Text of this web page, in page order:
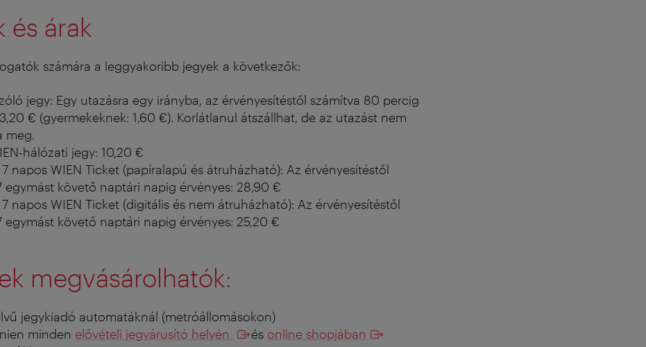
és árak
számára a leggyakoribb jegyek a következők:
jegy: Egy utazásra egy irányba, az érvényesítéstől számítva 80 percig
€ (gyermekeknek: 1,60 €). Korlátlanul átszállhat, de az utazást nem
meg.
hálózati jegy: 10,20 €
napos WIEN Ticket (papíralapú és átruházható): Az érvényesítéstől
egymást követő naptári napig érvényes: 28,90 €
napos WIEN Ticket (digitális és nem átruházható): Az érvényesítéstől
egymást követő naptári napig érvényes: 25,20 €
megvásárolhatók:
jegykiadó automatáknál (metróállomásokon)
minden elővételi jegyárusító helyén és online shopjában